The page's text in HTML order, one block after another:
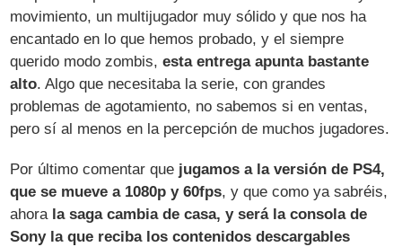
movimiento, un multijugador muy sólido y que nos ha
encantado en lo que hemos probado, y el siempre
querido modo zombis,esta entrega apunta bastante
alto. Algo que necesitaba la serie, con grandes
problemas de agotamiento, no sabemos si en ventas,
pero sí al menos en la percepción de muchos jugadores.
Por último comentar que jugamos a la versión de PS4,
que se mueve a 1080p y 60fps, y que como ya sabréis,
ahora la saga cambia de casa, y será la consola de
Sony la que reciba los contenidos descargables